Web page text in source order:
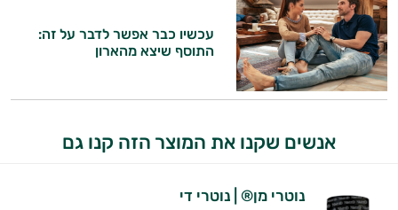
עכשיו כבר אפשר לדבר על זה:
התוסף שיצא מהארון
אנשים שקנו את המוצר הזה קנו גם
נוטרי מן® | נוטרי די
היי,
אני יועץ הבריאות האישי AI של טבע בריא.
התשובות שלי מבוססות על מאגרי מידע קליניים
וספרות מקצועית בתחומי הרפואה הטבעית
ותזונת הספורט.
אני כאן כדי לעזור לך להתאים את תוספי
עובדים יחד כדי למקסם תוצאות גם בחיי היום